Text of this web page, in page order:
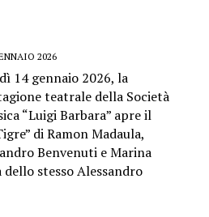
2026
14 gennaio 2026, la
teatrale della Società
“Luigi Barbara” apre il
di Ramon Madaula,
Benvenuti e Marina
stesso Alessandro